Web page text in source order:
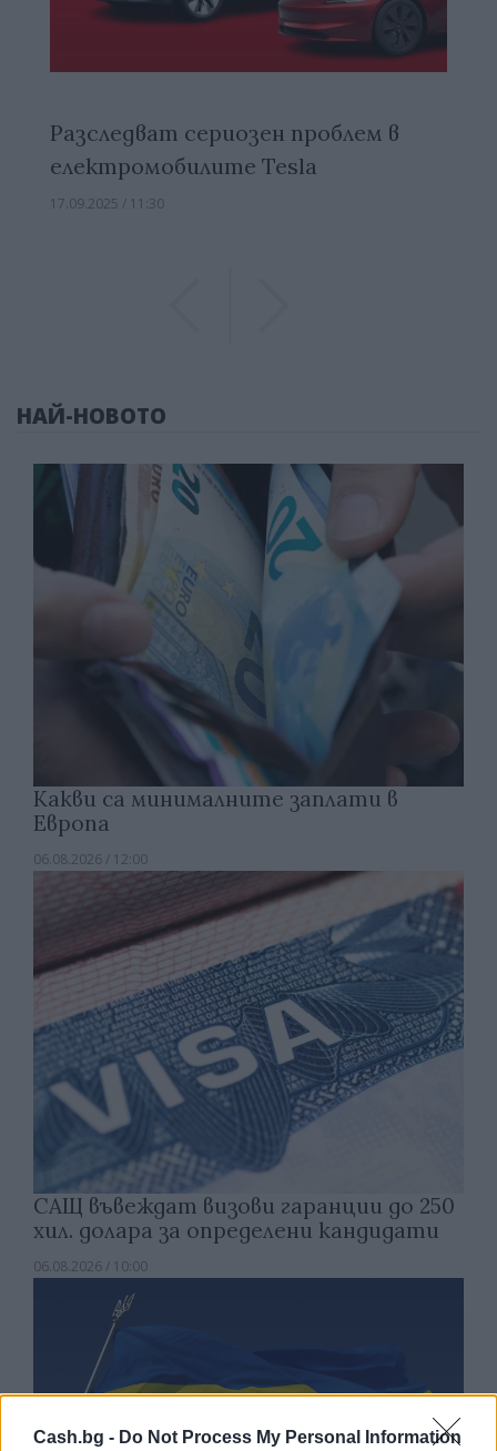
Cash.bg - Do Not Process My Personal Information
Разследват сериозен проблем в
електромобилите Tesla
17.09.2025 / 11:30
НАЙ-НОВОТО
Какви са минималните заплати в
Европа
06.08.2026 / 12:00
САЩ въвеждат визови гаранции до 250
хил. долара за определени кандидати
06.08.2026 / 10:00